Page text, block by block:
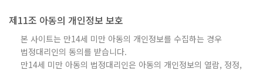
제11조 아동의 개인정보 보호
본 사이트는 만14세 미만 아동의 개인정보를 수집하는 경우
법정대리인의 동의를 받습니다.
만14세 미만 아동의 법정대리인은 아동의 개인정보의 열람, 정정,